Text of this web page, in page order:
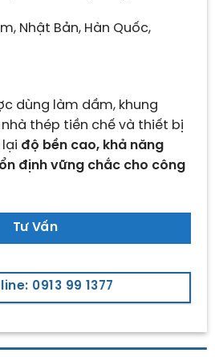
Nhật Bản, Hàn Quốc,
dùng làm dầm, khung
nhà thép tiền chế và thiết bị
lại độ bền cao, khả năng
định vững chắc cho công
Tư Vấn
0913 99 1377